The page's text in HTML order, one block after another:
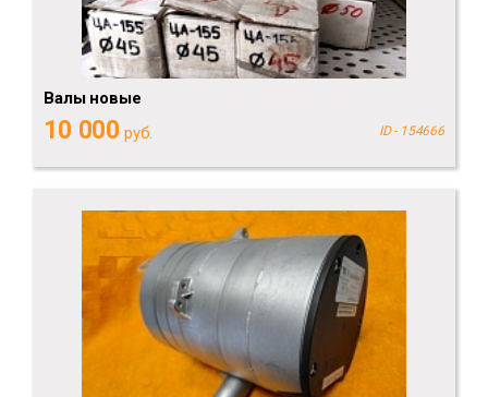
Валы новые
10 000 руб. ID - 154666